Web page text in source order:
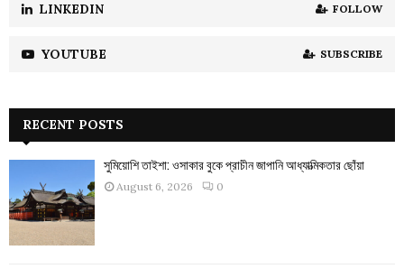
LINKEDIN FOLLOW
YOUTUBE SUBSCRIBE
RECENT POSTS
সুমিয়োশি তাইশা: ওসাকার বুকে প্রাচীন জাপানি আধ্যাত্মিকতার ছোঁয়া
August 6, 2026 0